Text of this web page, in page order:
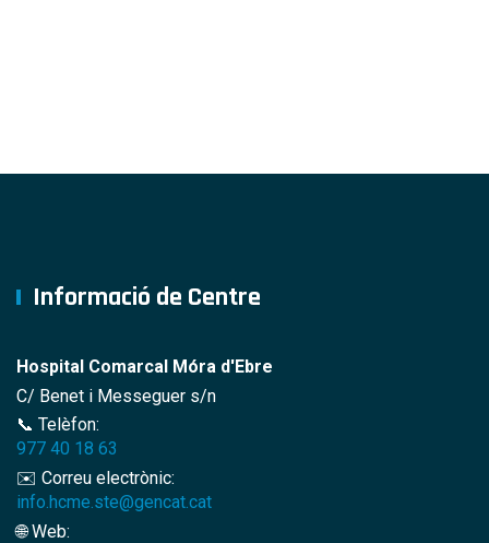
Informació de Centre
Hospital Comarcal Móra d'Ebre
C/ Benet i Messeguer s/n
📞 Telèfon:
977 40 18 63
✉️ Correu electrònic:
info.hcme.ste@gencat.cat
🌐 Web: